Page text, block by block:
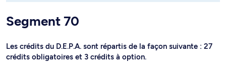
CIN 1101 Mouvements de l'histoire du cinéma (3 crédits)
CIN 1102 Langage et matières de l'expression (3
CIN 1103 Courants du cinéma contemporain (3 crédits)
Segment 70
Les crédits du D.E.P.A. sont répartis de la façon suivante : 27
crédits obligatoires et 3 crédits à option.